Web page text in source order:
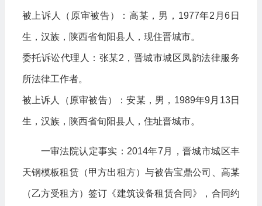
被上诉人（原审被告）：高某，男，1977年2月6日
生，汉族，陕西省旬阳县人，现住晋城市。
委托诉讼代理人：张某2，晋城市城区凤韵法律服务
所法律工作者。
被上诉人（原审被告）：安某，男，1989年9月13日
生，汉族，陕西省旬阳县人，住址晋城市。
一审法院认定事实：2014年7月，晋城市城区丰
天钢模板租赁（甲方出租方）与被告宝鼎公司、高某
（乙方受租方）签订《建筑设备租赁合同》，合同约